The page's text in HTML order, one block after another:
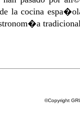
la cocina
©Copyright